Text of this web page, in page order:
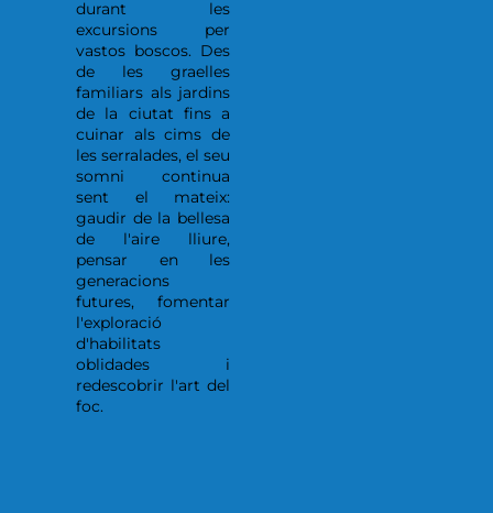
durant les
excursions per
vastos boscos. Des
de les graelles
familiars als jardins
de la ciutat fins a
cuinar als cims de
les serralades, el seu
somni continua
sent el mateix:
gaudir de la bellesa
de l'aire lliure,
pensar en les
generacions
futures, fomentar
l'exploració
d'habilitats
oblidades i
redescobrir l'art del
foc.